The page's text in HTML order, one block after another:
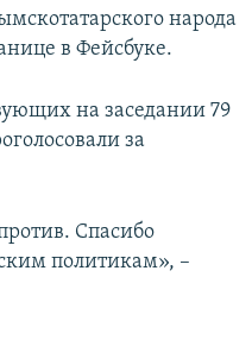
народа
в Фейсбуке.
на заседании 79
за
Спасибо
политикам», –